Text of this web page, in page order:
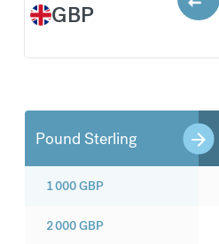
GBP
Pound Sterling
1 000GBP
2 000GBP